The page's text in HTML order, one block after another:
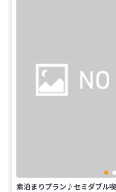
素泊まりプラン♪セミダブル